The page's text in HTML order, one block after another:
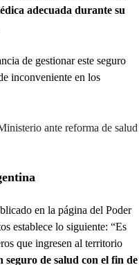
adecuada durante su
de gestionar este seguro
inconveniente en los
ante reforma de salud
en la página del Poder
establece lo siguiente: “Es
que ingresen al territorio
seguro de salud con el fin de